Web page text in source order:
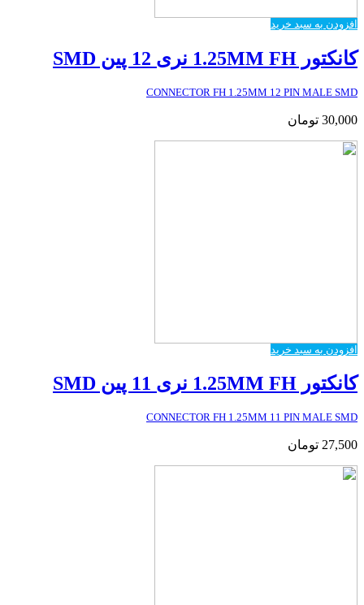
افزودن به سبد خرید
کانکتور 1.25MM FH نری 12 پین SMD
CONNECTOR FH 1.25MM 12 PIN MALE SMD
30,000 تومان
افزودن به سبد خرید
کانکتور 1.25MM FH نری 11 پین SMD
CONNECTOR FH 1.25MM 11 PIN MALE SMD
27,500 تومان